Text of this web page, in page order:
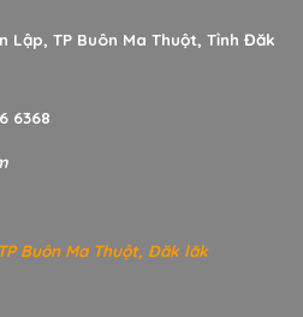
Lập, TP Buôn Ma Thuột, Tỉnh Đăk
6368
Buôn Ma Thuột, Đăk lăk